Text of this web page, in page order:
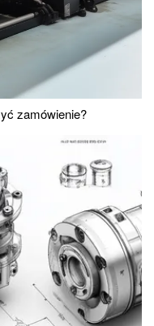
zamówienie?